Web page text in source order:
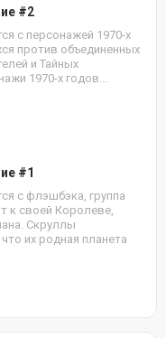
#2
с персонажей 1970-х
против объединенных
и Тайных
1970-х годов...
#1
с флэшбэка, группа
к своей Королеве,
Скруллы
их родная планета